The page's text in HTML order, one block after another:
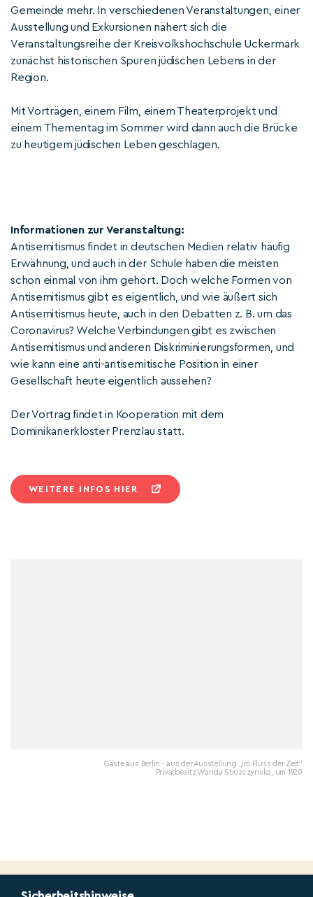
Gemeinde mehr. In verschiedenen Veranstaltungen, einer
Ausstellung und Exkursionen nähert sich die
Veranstaltungsreihe der Kreisvolkshochschule Uckermark
zunächst historischen Spuren jüdischen Lebens in der
Region.
Mit Vorträgen, einem Film, einem Theaterprojekt und
einem Thementag im Sommer wird dann auch die Brücke
zu heutigem jüdischen Leben geschlagen.
Informationen zur Veranstaltung:
Antisemitismus findet in deutschen Medien relativ häufig
Erwähnung, und auch in der Schule haben die meisten
schon einmal von ihm gehört. Doch welche Formen von
Antisemitismus gibt es eigentlich, und wie äußert sich
Antisemitismus heute, auch in den Debatten z. B. um das
Coronavirus? Welche Verbindungen gibt es zwischen
Antisemitismus und anderen Diskriminierungsformen, und
wie kann eine anti-antisemitische Position in einer
Gesellschaft heute eigentlich aussehen?
Der Vortrag findet in Kooperation mit dem
Dominikanerkloster Prenzlau statt.
WEITERE INFOS HIER
Gäste aus Berlin - aus der Ausstellung „Im Fluss der Zeit“
Privatbesitz Wanda Strozczynska, um 1920